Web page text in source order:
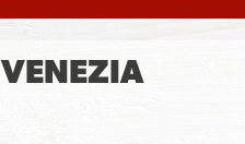
VENEZIA